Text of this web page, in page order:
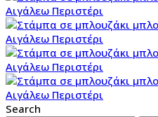
Search